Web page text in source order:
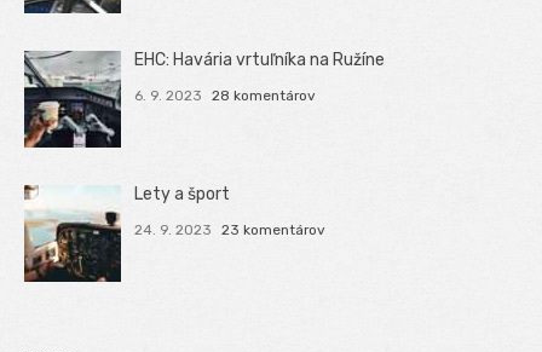
EHC: Havária vrtuľníka na Ružíne
6. 9. 2023 28 komentárov
Lety a šport
24. 9. 2023 23 komentárov